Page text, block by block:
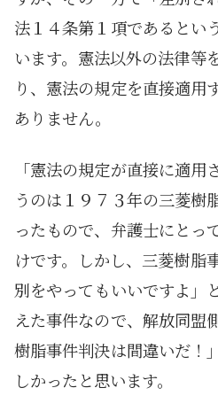
法１４条第１項であるとい
います。憲法以外の法律等
り、憲法の規定を直接適用
ありません。
「憲法の規定が直接に適
うのは１９７３年の三菱樹
ったもので、弁護士にとっ
けです。しかし、三菱樹脂
別をやってもいいですよ」
えた事件なので、解放同盟
樹脂事件判決は間違いだ！
しかったと思います。